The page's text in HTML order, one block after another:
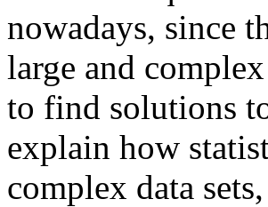
nowadays, since
large and
to find solutions
explain how
complex data